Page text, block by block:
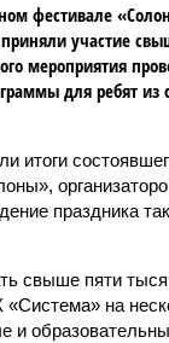
фестивале
участие
мероприятия
для ребят
итоги
праздника
свыше пяти
на
и